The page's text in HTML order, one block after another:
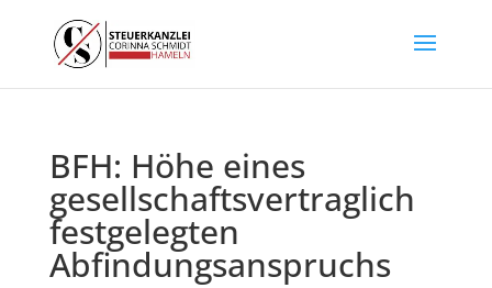
BFH: Höhe eines
gesellschaftsvertraglich
festgelegten
Abfindungsanspruchs